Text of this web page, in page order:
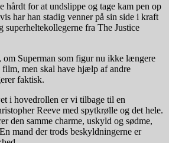
hårdt for at undslippe og tage kam pen op
har han stadig venner på sin side i kraft
fra The Justice
om Superman som figur nu ikke længere
men skal have hjælp af andre
faktisk.
i hovedrollen er vi tilbage til en
Reeve med spytkrølle og det hele.
den samme charme, uskyld og sødme,
mand der trods beskyldningerne er